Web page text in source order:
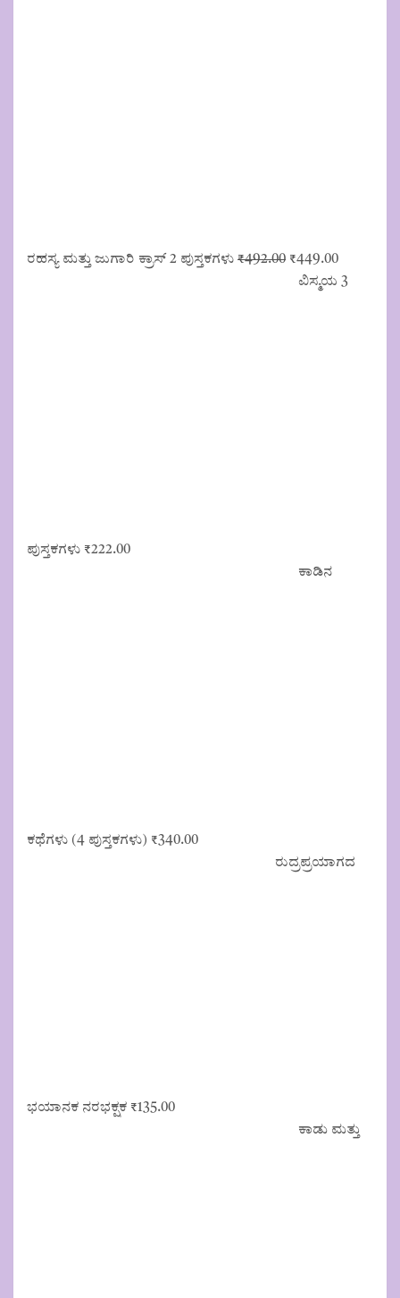
ರಹಸ್ಯ ಮತ್ತು ಜುಗಾರಿ ಕ್ರಾಸ್ 2 ಪುಸ್ತಕಗಳು ₹492.00 Original
price
₹449.00Current
price
ವಿಸ್ಮಯ 3
ಪುಸ್ತಕಗಳು ₹222.00
ಕಾಡಿನ
ಕಥೆಗಳು (4 ಪುಸ್ತಕಗಳು) ₹340.00
ರುದ್ರಪ್ರಯಾಗದ
ಭಯಾನಕ ನರಭಕ್ಷಕ ₹135.00
ಕಾಡು ಮತ್ತು